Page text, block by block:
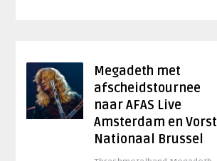
Megadeth met
afscheidstournee
naar AFAS Live
Amsterdam en Vorst
Nationaal Brussel